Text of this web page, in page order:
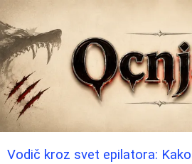
Vodič kroz svet epilatora: